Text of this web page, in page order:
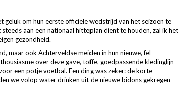
om hun eerste officiële wedstrijd van het seizoen te
steeds aan een nationaal hitteplan dient te houden, zal ik het
gezondheid.
maar ook Achterveldse meiden in hun nieuwe, fel
over deze gave, toffe, goedpassende kledinglijn
een potje voetbal. Een ding was zeker: de korte
we volop water drinken uit de nieuwe bidons gekregen